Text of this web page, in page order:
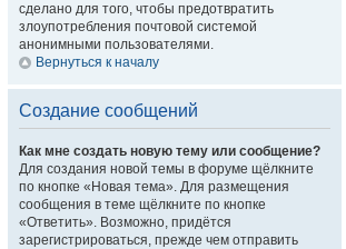
сделано для того, чтобы предотвратить
злоупотребления почтовой системой
анонимными пользователями.
Вернуться к началу
Создание сообщений
Как мне создать новую тему или сообщение?
Для создания новой темы в форуме щёлкните
по кнопке «Новая тема». Для размещения
сообщения в теме щёлкните по кнопке
«Ответить». Возможно, придётся
зарегистрироваться, прежде чем отправить